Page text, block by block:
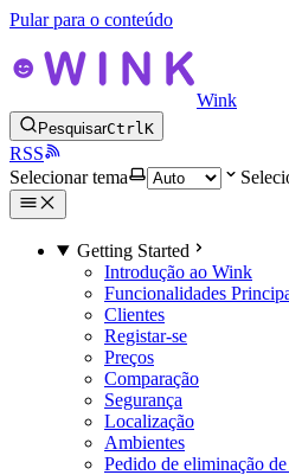
Pular para o conteúdo
Wink
PesquisarCtrlK
RSS
Selecionar tema
Getting Started
Introdução ao Wink
Funcionalidades
Clientes
Registar-se
Preços
Comparação
Segurança
Localização
Ambientes
Pedido de eliminação